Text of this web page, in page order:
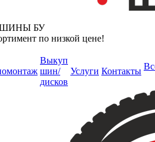
БУ
по низкой цене!
Выкуп
шин/
дисков
Услуги Контакты